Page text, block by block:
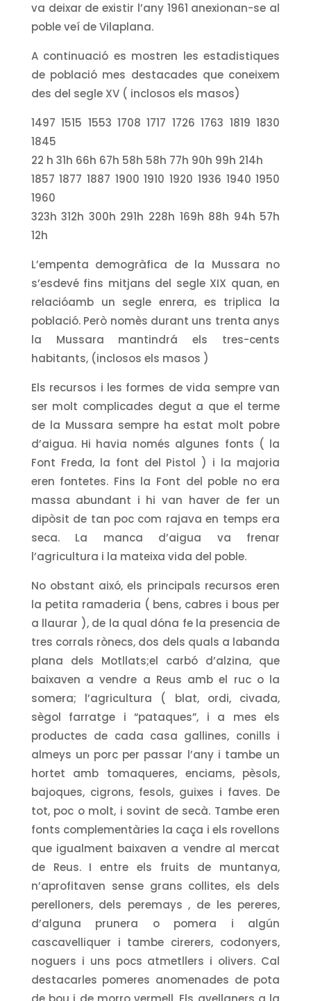
va deixar de existir l’any 1961 anexionan-se al
poble veí de Vilaplana.
A continuació es mostren les estadistiques
de població mes destacades que coneixem
des del segle XV ( inclosos els masos)
1497 1515 1553 1708 1717 1726 1763 1819 1830
1845
22 h 31h 66h 67h 58h 58h 77h 90h 99h 214h
1857 1877 1887 1900 1910 1920 1936 1940 1950
1960
323h 312h 300h 291h 228h 169h 88h 94h 57h
12h
L’empenta demogràfica de la Mussara no
s’esdevé fins mitjans del segle XIX quan, en
relacióamb un segle enrera, es triplica la
població. Però nomès durant uns trenta anys
la Mussara mantindrá els tres-cents
habitants, (inclosos els masos )
Els recursos i les formes de vida sempre van
ser molt complicades degut a que el terme
de la Mussara sempre ha estat molt pobre
d’aigua. Hi havia només algunes fonts ( la
Font Freda, la font del Pistol ) i la majoria
eren fontetes. Fins la Font del poble no era
massa abundant i hi van haver de fer un
dipòsit de tan poc com rajava en temps era
seca. La manca d’aigua va frenar
l’agricultura i la mateixa vida del poble.
No obstant aixó, els principals recursos eren
la petita ramaderia ( bens, cabres i bous per
a llaurar ), de la qual dóna fe la presencia de
tres corrals rònecs, dos dels quals a labanda
plana dels Motllats;el carbó d’alzina, que
baixaven a vendre a Reus amb el ruc o la
somera; l’agricultura ( blat, ordi, civada,
sègol farratge i “pataques”, i a mes els
productes de cada casa gallines, conills i
almeys un porc per passar l’any i tambe un
hortet amb tomaqueres, enciams, pèsols,
bajoques, cigrons, fesols, guixes i faves. De
tot, poc o molt, i sovint de secà. Tambe eren
fonts complementàries la caça i els rovellons
que igualment baixaven a vendre al mercat
de Reus. I entre els fruits de muntanya,
n’aprofitaven sense grans collites, els dels
perelloners, dels peremays , de les pereres,
d’alguna prunera o pomera i algún
cascavelliquer i tambe cirerers, codonyers,
noguers i uns pocs atmetllers i olivers. Cal
destacarles pomeres anomenades de pota